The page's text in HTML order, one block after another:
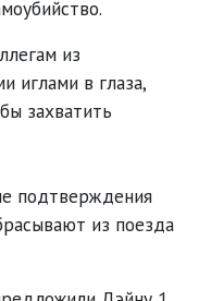
из
иглами в глаза,
захватить
подтверждения
из поезда